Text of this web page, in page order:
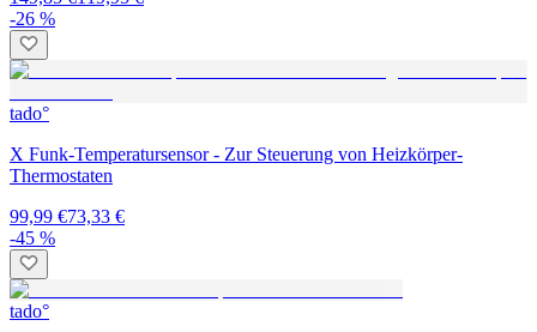
-26 %
tado°
X Funk-Temperatursensor - Zur Steuerung von Heizkörper-
Thermostaten
99,99 €73,33 €
-45 %
tado°